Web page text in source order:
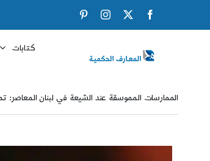
Facebook
X
Instagram
كتابات
الممارسات المموسقة عند الشيعة في لبنان المعاصر: